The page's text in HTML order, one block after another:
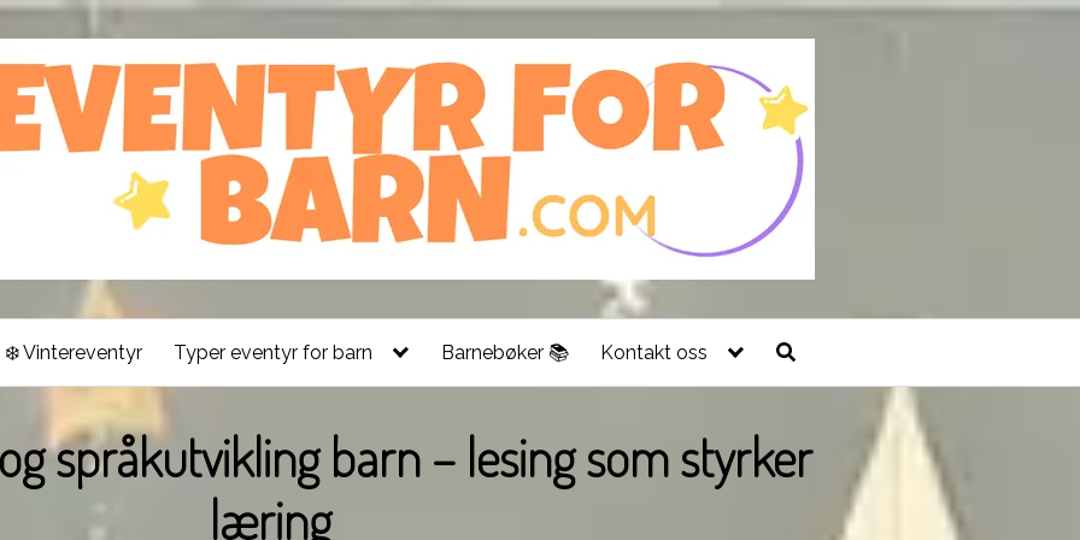
❄️ Vintereventyr Typer eventyr for barn Barnebøker 📚 Kontakt oss
språkutvikling barn – lesing som styrker
læring